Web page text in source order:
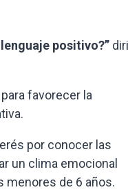
positivo?”
favorecer la
por conocer las
un clima emocional
menores de 6 años.